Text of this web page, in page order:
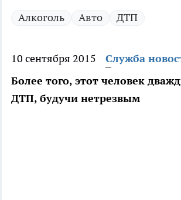
Алкоголь Авто ДТП
10 сентября 2015
Служба
Более того, этот человек
ДТП, будучи нетрезвым